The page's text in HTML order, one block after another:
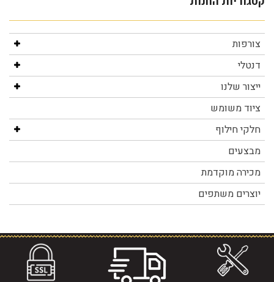
צורפות
דנטלי
ייצור שלנו
ציוד משומש
חלקי חילוף
מבצעים
מכירה מוקדמת
יוצרים משתפים